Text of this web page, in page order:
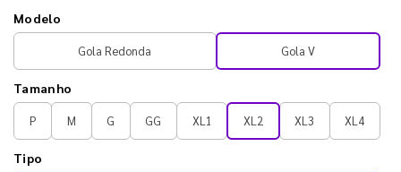
Modelo
Gola Redonda Gola V
Tamanho
P M G GG XL1 XL2 XL3 XL4
Tipo